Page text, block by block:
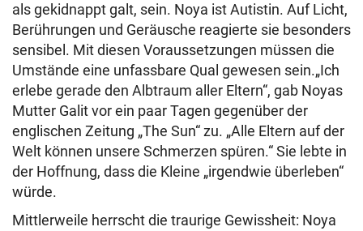
als gekidnappt galt, sein. Noya ist Autistin. Auf Licht,
Berührungen und Geräusche reagierte sie besonders
sensibel. Mit diesen Voraussetzungen müssen die
Umstände eine unfassbare Qual gewesen sein.„Ich
erlebe gerade den Albtraum aller Eltern“, gab Noyas
Mutter Galit vor ein paar Tagen gegenüber der
englischen Zeitung „The Sun“ zu. „Alle Eltern auf der
Welt können unsere Schmerzen spüren.“ Sie lebte in
der Hoffnung, dass die Kleine „irgendwie überleben“
würde.
Mittlerweile herrscht die traurige Gewissheit: Noya